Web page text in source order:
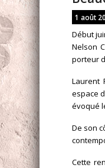
1 août
Début
Nelson
porteur
Laurent
espace
évoqué
De son
Cette